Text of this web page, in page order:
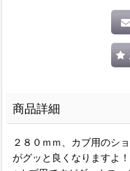
商品詳細
２８０ｍｍ、カブ用のシ
がグッと良くなりますよ！